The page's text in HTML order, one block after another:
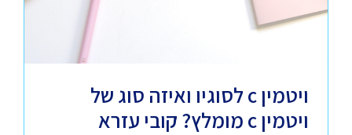
ויטמין c לסוגיו ואיזה סוג של
ויטמין c מומלץ? קובי עזרא